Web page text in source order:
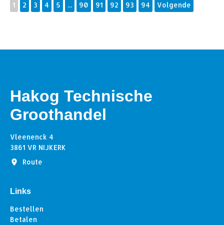
1 2 3 4 5 ... 90 91 92 93 94 Volgende
Hakog Technische
Groothandel
Vleenenck 4
3861 VR NIJKERK
Route
Links
Bestellen
Betalen